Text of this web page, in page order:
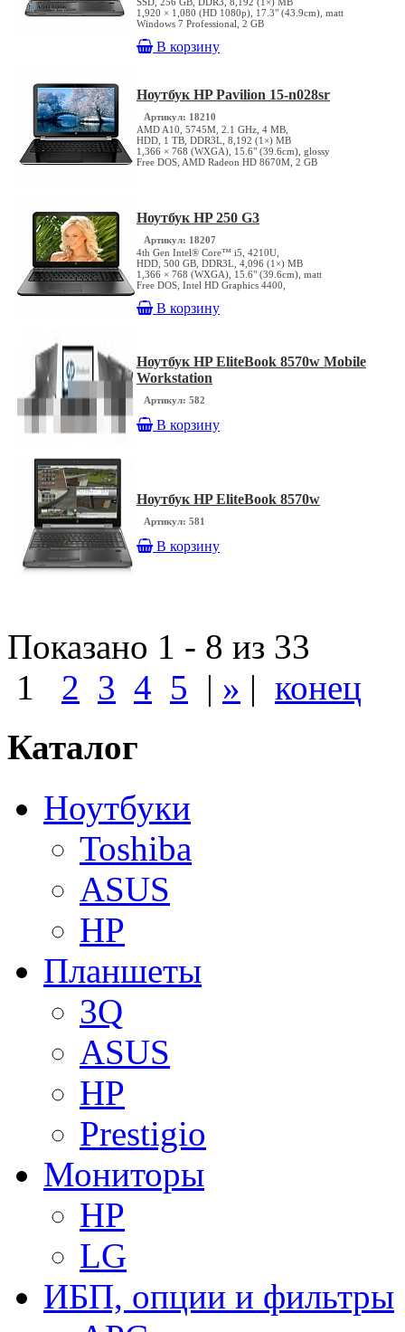
1,920 × 1,080 (HD 1080p), 17.3" (43.9cm), matt
Windows 7 Professional, 2 GB
В корзину
Ноутбук HP Pavilion 15-n028sr
Артикул: 18210
AMD A10, 5745M, 2.1 GHz, 4 MB,
HDD, 1 TB, DDR3L, 8,192 (1×) MB
1,366 × 768 (WXGA), 15.6" (39.6cm), glossy
Free DOS, AMD Radeon HD 8670M, 2 GB
Ноутбук HP 250 G3
Артикул: 18207
4th Gen Intel® Core™ i5, 4210U,
HDD, 500 GB, DDR3L, 4,096 (1×) MB
1,366 × 768 (WXGA), 15.6" (39.6cm), matt
Free DOS, Intel HD Graphics 4400,
В корзину
Ноутбук HP EliteBook 8570w Mobile
Workstation
Артикул: 582
В корзину
Ноутбук HP EliteBook 8570w
Артикул: 581
В корзину
Показано 1 - 8 из 33
1
2 3 4 5 | » | конец
Каталог
Ноутбуки
Toshiba
ASUS
HP
Планшеты
3Q
ASUS
HP
Prestigio
Мониторы
HP
LG
ИБП, опции и фильтры